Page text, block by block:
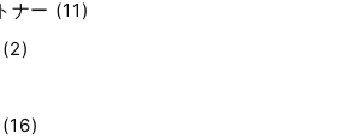
ナー (11)